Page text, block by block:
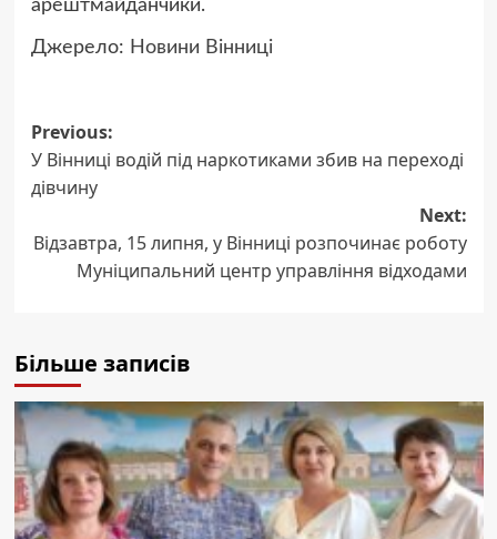
арештмайданчики.
Джерело: Новини Вінниці
Post
navigation
Previous:
У Вінниці водій під наркотиками збив на переході
дівчину
Next:
Відзавтра, 15 липня, у Вінниці розпочинає роботу
Муніципальний центр управління відходами
Більше записів